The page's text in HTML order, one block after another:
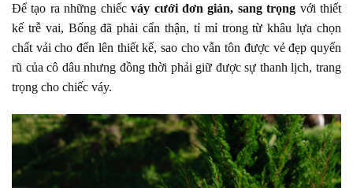
Để tạo ra những chiếcváy cưới đơn giản, sang trọng với thiết
kế trễ vai, Bống đã phải cẩn thận, tỉ mỉ trong từ khâu lựa chọn
chất vải cho đến lên thiết kế, sao cho vẫn tôn được vẻ đẹp quyến
rũ của cô dâu nhưng đồng thời phải giữ được sự thanh lịch, trang
trọng cho chiếc váy.